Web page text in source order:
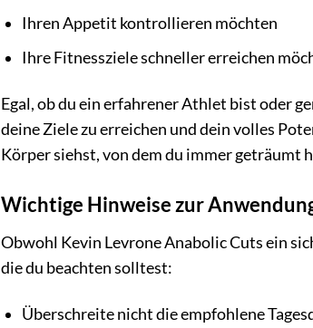
Ihren Appetit kontrollieren möchten
Ihre Fitnessziele schneller erreichen
Egal, ob du ein erfahrener Athlet bist oder
deine Ziele zu erreichen und dein volles
Körper siehst, von dem du immer geträumt
Wichtige Hinweise zur
Obwohl Kevin Levrone Anabolic Cuts ein
die du beachten solltest:
Überschreite nicht die empfohlene